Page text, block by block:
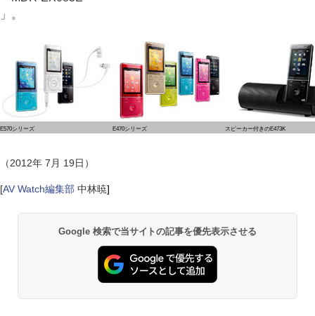
」。
E570シリーズ E470シリーズ スピーカー付きのE473K
（2012年 7月 19日）
[AV Watch編集部 中林暁]
Google 検索で当サイトの記事を優先表示させる